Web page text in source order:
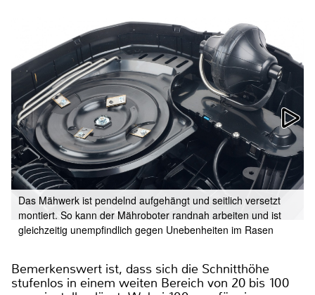
Das Mähwerk ist pendelnd aufgehängt und seitlich versetzt
montiert. So kann der Mähroboter randnah arbeiten und ist
gleichzeitig unempfindlich gegen Unebenheiten im Rasen
Bemerkenswert ist, dass sich die Schnitthöhe
stufenlos in einem weiten Bereich von 20 bis 100